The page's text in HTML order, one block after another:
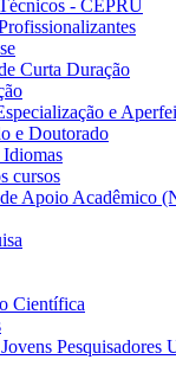
- CEPRU
Curta Duração
e
e Doutorado
cursos
Apoio Acadêmico
Científica
Pesquisadores